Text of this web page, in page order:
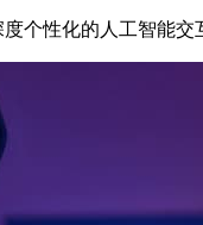
个性化的人工智能交